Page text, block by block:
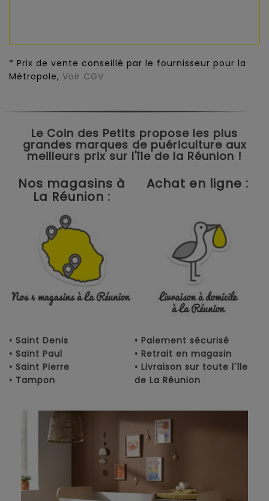
* Prix de vente conseillé par le fournisseur pour la
Métropole, Voir CGV
Le Coin des Petits propose les plus
grandes marques de puériculture aux
meilleurs prix sur l'île de la Réunion !
Nos magasins à
La Réunion :
Achat en ligne :
• Saint Denis
• Saint Paul
• Saint Pierre
• Tampon
• Paiement sécurisé
• Retrait en magasin
• Livraison sur toute l'île
de La Réunion